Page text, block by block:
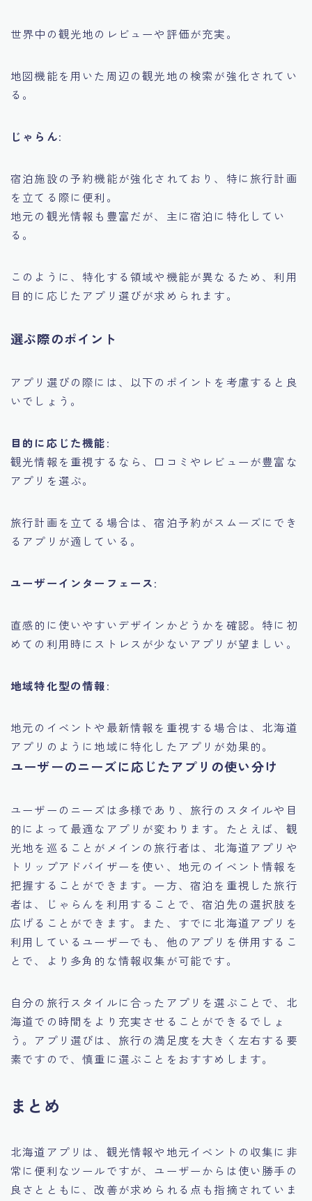
世界中の観光地のレビューや評価が充実。
地図機能を用いた周辺の観光地の検索が強化されてい
る。
じゃらん:
宿泊施設の予約機能が強化されており、特に旅行計画
を立てる際に便利。
地元の観光情報も豊富だが、主に宿泊に特化してい
る。
このように、特化する領域や機能が異なるため、利用
目的に応じたアプリ選びが求められます。
選ぶ際のポイント
アプリ選びの際には、以下のポイントを考慮すると良
いでしょう。
目的に応じた機能:
観光情報を重視するなら、口コミやレビューが豊富な
アプリを選ぶ。
旅行計画を立てる場合は、宿泊予約がスムーズにでき
るアプリが適している。
ユーザーインターフェース:
直感的に使いやすいデザインかどうかを確認。特に初
めての利用時にストレスが少ないアプリが望ましい。
地域特化型の情報:
地元のイベントや最新情報を重視する場合は、北海道
アプリのように地域に特化したアプリが効果的。
ユーザーのニーズに応じたアプリの使い分け
ユーザーのニーズは多様であり、旅行のスタイルや目
的によって最適なアプリが変わります。たとえば、観
光地を巡ることがメインの旅行者は、北海道アプリや
トリップアドバイザーを使い、地元のイベント情報を
把握することができます。一方、宿泊を重視した旅行
者は、じゃらんを利用することで、宿泊先の選択肢を
広げることができます。また、すでに北海道アプリを
利用しているユーザーでも、他のアプリを併用するこ
とで、より多角的な情報収集が可能です。
自分の旅行スタイルに合ったアプリを選ぶことで、北
海道での時間をより充実させることができるでしょ
う。アプリ選びは、旅行の満足度を大きく左右する要
素ですので、慎重に選ぶことをおすすめします。
まとめ
北海道アプリは、観光情報や地元イベントの収集に非
常に便利なツールですが、ユーザーからは使い勝手の
良さとともに、改善が求められる点も指摘されていま